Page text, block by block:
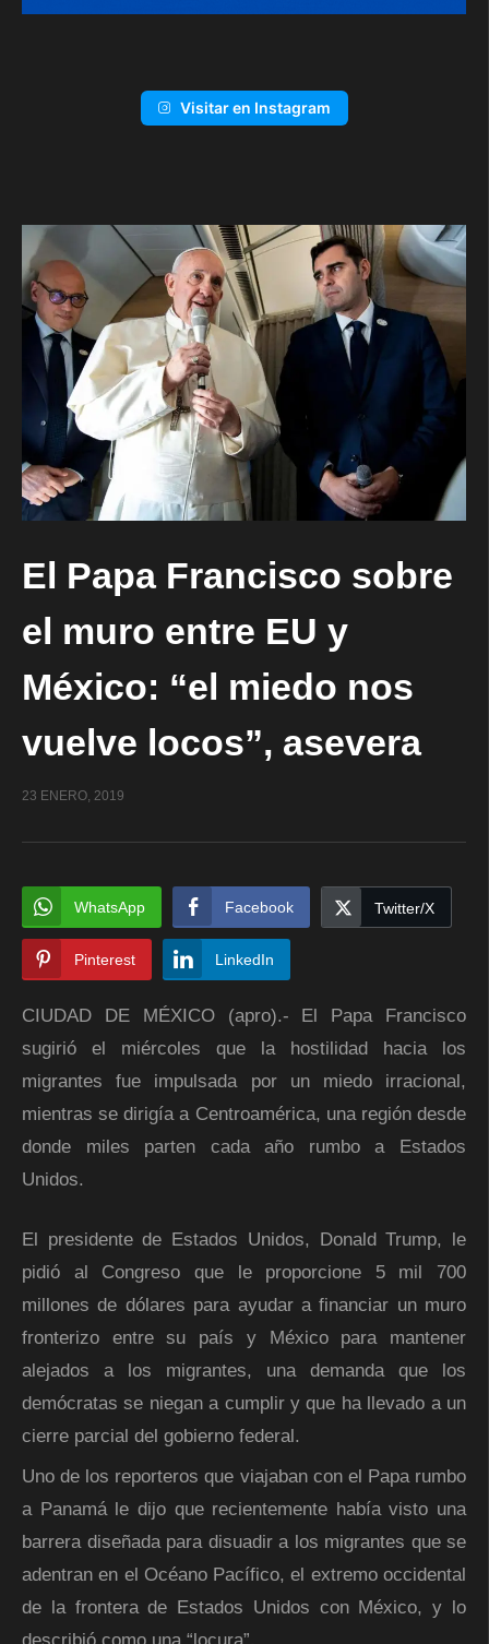
Visitar en Instagram
El Papa Francisco sobre
el muro entre EU y
México: “el miedo nos
vuelve locos”, asevera
23 ENERO, 2019
WhatsApp Facebook Twitter/X
Pinterest LinkedIn
CIUDAD DE MÉXICO (apro).- El Papa Francisco
sugirió el miércoles que la hostilidad hacia los
migrantes fue impulsada por un miedo irracional,
mientras se dirigía a Centroamérica, una región desde
donde miles parten cada año rumbo a Estados
Unidos.
El presidente de Estados Unidos, Donald Trump, le
pidió al Congreso que le proporcione 5 mil 700
millones de dólares para ayudar a financiar un muro
fronterizo entre su país y México para mantener
alejados a los migrantes, una demanda que los
demócratas se niegan a cumplir y que ha llevado a un
cierre parcial del gobierno federal.
Uno de los reporteros que viajaban con el Papa rumbo
a Panamá le dijo que recientemente había visto una
barrera diseñada para disuadir a los migrantes que se
adentran en el Océano Pacífico, el extremo occidental
de la frontera de Estados Unidos con México, y lo